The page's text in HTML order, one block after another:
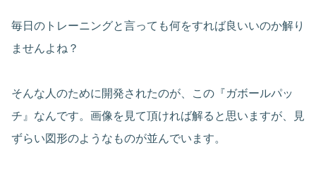
毎日のトレーニングと言っても何をすれば良いいのか解り
ませんよね？
そんな人のために開発されたのが、この『ガボールパッ
チ』なんです。画像を見て頂ければ解ると思いますが、見
ずらい図形のようなものが並んでいます。